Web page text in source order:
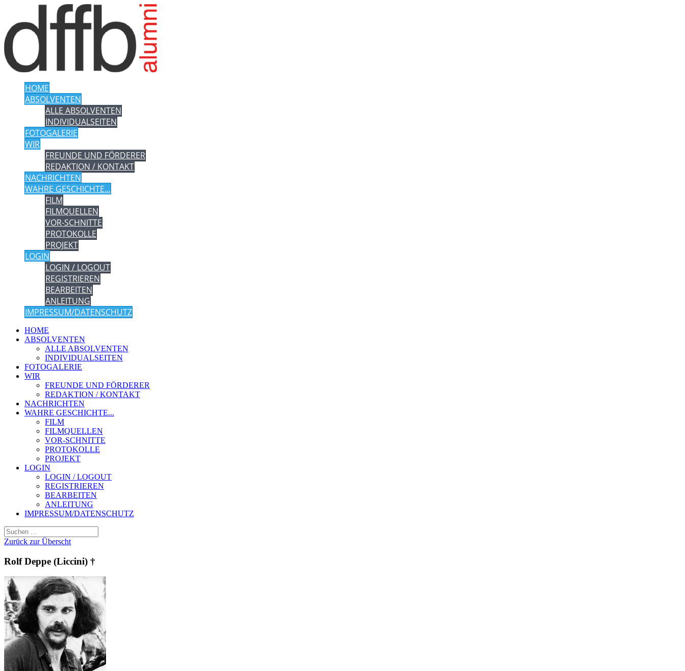
HOME
ABSOLVENTEN
ALLE ABSOLVENTEN
INDIVIDUALSEITEN
FOTOGALERIE
WIR
FREUNDE UND FÖRDERER
REDAKTION / KONTAKT
NACHRICHTEN
WAHRE GESCHICHTE...
FILM
FILMQUELLEN
VOR-SCHNITTE
PROTOKOLLE
PROJEKT
LOGIN
LOGIN / LOGOUT
REGISTRIEREN
BEARBEITEN
ANLEITUNG
IMPRESSUM/DATENSCHUTZ
HOME
ABSOLVENTEN
ALLE ABSOLVENTEN
INDIVIDUALSEITEN
FOTOGALERIE
WIR
FREUNDE UND FÖRDERER
REDAKTION / KONTAKT
NACHRICHTEN
WAHRE GESCHICHTE...
FILM
FILMQUELLEN
VOR-SCHNITTE
PROTOKOLLE
PROJEKT
LOGIN
LOGIN / LOGOUT
REGISTRIEREN
BEARBEITEN
ANLEITUNG
IMPRESSUM/DATENSCHUTZ
Zurück zur Überscht
Rolf Deppe (Liccini) †